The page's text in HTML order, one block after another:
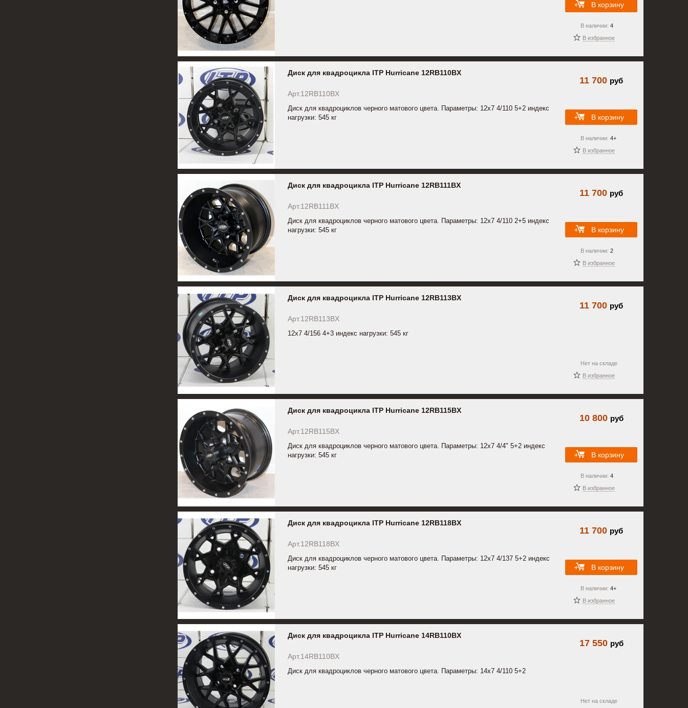
В избранное
В наличии: 4
В корзину
Диск для квадроцикла ITP Hurricane 12RB110BX
Арт.12RB110BX
Диск для квадроциклов черного матового цвета. Параметры: 12x7 4/110 5+2 индекс
нагрузки: 545 кг
11 700 руб
В избранное
В наличии: 4+
В корзину
Диск для квадроцикла ITP Hurricane 12RB111BX
Арт.12RB111BX
Диск для квадроциклов черного матового цвета. Параметры: 12x7 4/110 2+5 индекс
нагрузки: 545 кг
11 700 руб
В избранное
В наличии: 2
В корзину
Диск для квадроцикла ITP Hurricane 12RB113BX
Арт.12RB113BX
12x7 4/156 4+3 индекс нагрузки: 545 кг
11 700 руб
В избранное
Нет на складе
Диск для квадроцикла ITP Hurricane 12RB115BX
Арт.12RB115BX
Диск для квадроциклов черного матового цвета. Параметры: 12x7 4/4" 5+2 индекс
нагрузки: 545 кг
10 800 руб
В избранное
В наличии: 4
В корзину
Диск для квадроцикла ITP Hurricane 12RB118BX
Арт.12RB118BX
Диск для квадроциклов черного матового цвета. Параметры: 12x7 4/137 5+2 индекс
нагрузки: 545 кг
11 700 руб
В избранное
В наличии: 4+
В корзину
Диск для квадроцикла ITP Hurricane 14RB110BX
Арт.14RB110BX
Диск для квадроциклов черного матового цвета. Параметры: 14x7 4/110 5+2
17 550 руб
Нет на складе